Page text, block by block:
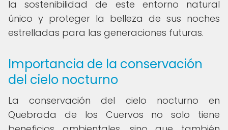
la sostenibilidad de este entorno natural
único y proteger la belleza de sus noches
estrelladas para las generaciones futuras.
Importancia de la conservación
del cielo nocturno
La conservación del cielo nocturno en
Quebrada de los Cuervos no solo tiene